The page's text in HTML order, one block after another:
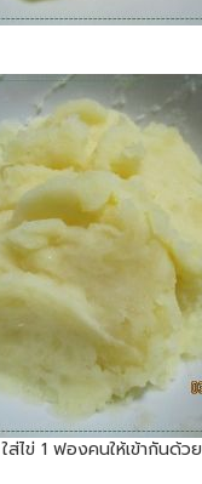
ส่ไข่ 1 ฟองคนให้เข้ากันด้วย